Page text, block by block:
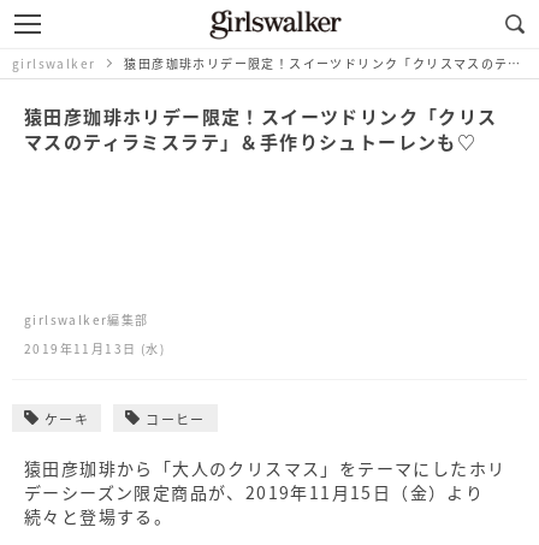
girlswalker 猿田彦珈琲ホリデー限定！スイーツドリンク「クリスマスのティラミスラテ」＆手作りシュトーレンも♡
猿田彦珈琲ホリデー限定！スイーツドリンク「クリス
マスのティラミスラテ」＆手作りシュトーレンも♡
girlswalker編集部
2019年11月13日 (水)
ケーキ コーヒー
猿田彦珈琲から「大人のクリスマス」をテーマにしたホリ
デーシーズン限定商品が、2019年11月15日（金）より
続々と登場する。